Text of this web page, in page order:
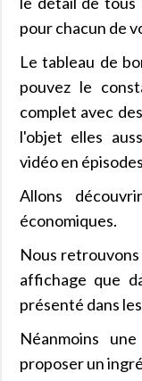
pour chacun de
Le tableau de
pouvez le
complet avec
l'objet elles
vidéo en
Allons
économiques.
Nous
affichage que
présenté dans
Néanmoins
proposer un